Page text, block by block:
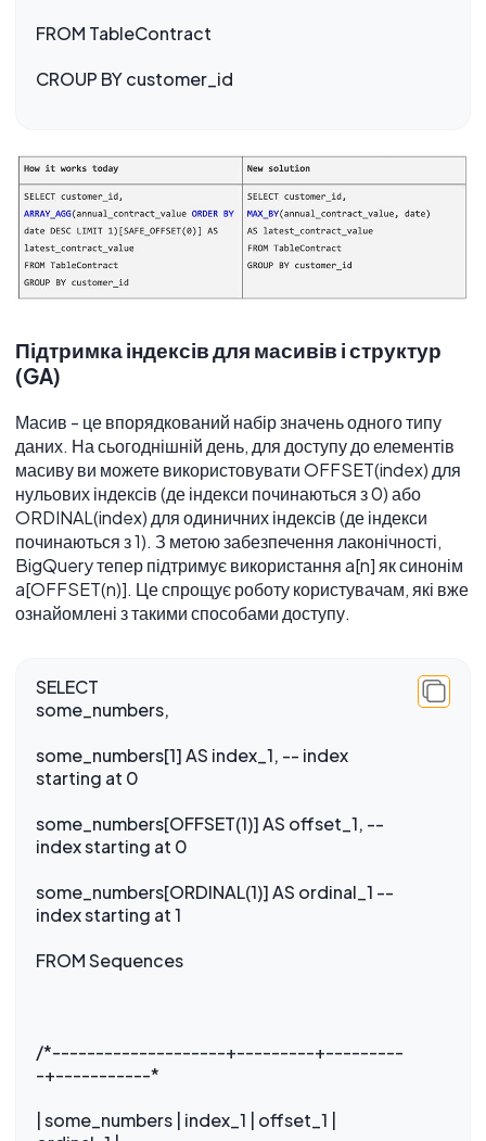
FROM TableContract
CROUP BY customer_id
Підтримка індексів для масивів і структур
(GA)
Масив - це впорядкований набір значень одного типу
даних. На сьогоднішній день, для доступу до елементів
масиву ви можете використовувати OFFSET(index) для
нульових індексів (де індекси починаються з 0) або
ORDINAL(index) для одиничних індексів (де індекси
починаються з 1). З метою забезпечення лаконічності,
BigQuery тепер підтримує використання a[n] як синонім
a[OFFSET(n)]. Це спрощує роботу користувачам, які вже
ознайомлені з такими способами доступу.
SELECT
some_numbers,
some_numbers[1] AS index_1, -- index
starting at 0
some_numbers[OFFSET(1)] AS offset_1, --
index starting at 0
some_numbers[ORDINAL(1)] AS ordinal_1 --
index starting at 1
FROM Sequences
/*--------------------+---------+---------
-+-----------*
| some_numbers | index_1 | offset_1 |